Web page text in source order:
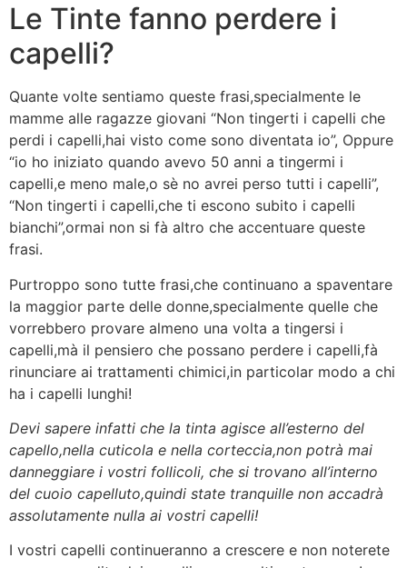
Le Tinte fanno perdere i
capelli?
Quante volte sentiamo queste frasi,specialmente le
mamme alle ragazze giovani “Non tingerti i capelli che
perdi i capelli,hai visto come sono diventata io”, Oppure
“io ho iniziato quando avevo 50 anni a tingermi i
capelli,e meno male,o sè no avrei perso tutti i capelli”,
“Non tingerti i capelli,che ti escono subito i capelli
bianchi”,ormai non si fà altro che accentuare queste
frasi.
Purtroppo sono tutte frasi,che continuano a spaventare
la maggior parte delle donne,specialmente quelle che
vorrebbero provare almeno una volta a tingersi i
capelli,mà il pensiero che possano perdere i capelli,fà
rinunciare ai trattamenti chimici,in particolar modo a chi
ha i capelli lunghi!
Devi sapere infatti che la tinta agisce all’esterno del
capello,nella cuticola e nella corteccia,non potrà mai
danneggiare i vostri follicoli, che si trovano all’interno
del cuoio capelluto,quindi state tranquille non accadrà
assolutamente nulla ai vostri capelli!
I vostri capelli continueranno a crescere e non noterete